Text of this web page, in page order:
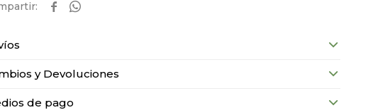
 
y Devoluciones
de pago